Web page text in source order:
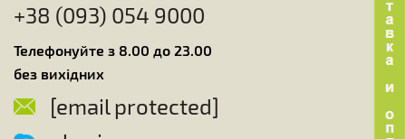
+38 (093) 054 9000
Телефонуйте з 8.00 до 23.00
без вихідних
[email protected]